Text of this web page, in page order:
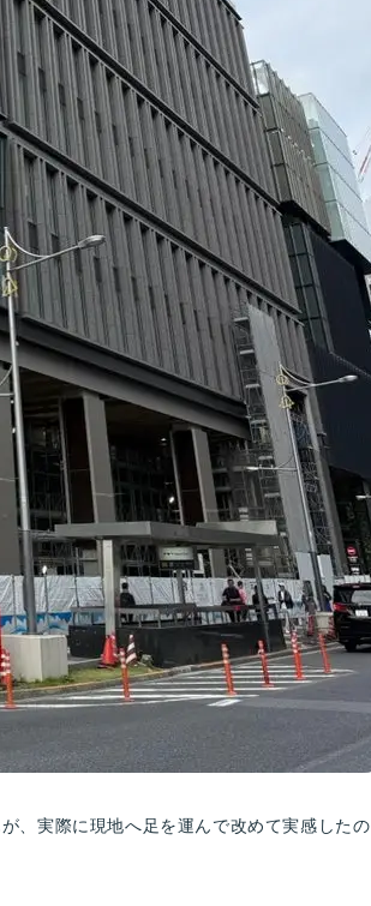
、実際に現地へ足を運んで改めて実感したの